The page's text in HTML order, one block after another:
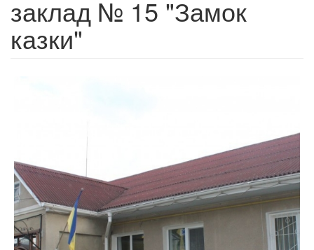
заклад № 15 "Замок
казки"